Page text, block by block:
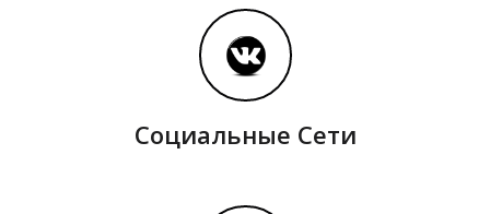
Социальные Сети